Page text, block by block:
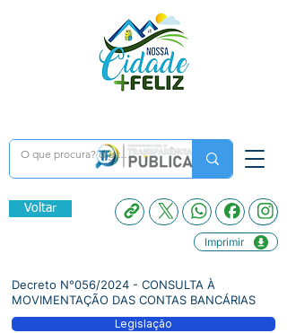
Voltar
Imprimir
Decreto N°056/2024 - CONSULTA À
MOVIMENTAÇÃO DAS CONTAS BANCÁRIAS
Legislação